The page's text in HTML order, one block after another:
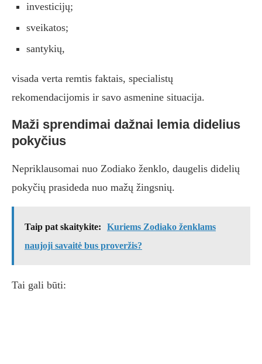
investicijų;
sveikatos;
santykių,
visada verta remtis faktais, specialistų
rekomendacijomis ir savo asmenine situacija.
Maži sprendimai dažnai lemia didelius
pokyčius
Nepriklausomai nuo Zodiako ženklo, daugelis didelių
pokyčių prasideda nuo mažų žingsnių.
Taip pat skaitykite:
Kuriems Zodiako ženklams
naujoji savaitė bus proveržis?
Tai gali būti: